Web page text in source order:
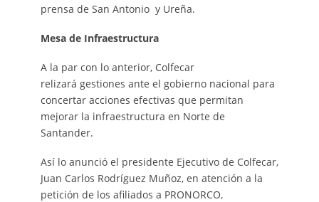
prensa de San Antonio y Ureña.
Mesa de Infraestructura
A la par con lo anterior, Colfecar
relizará gestiones ante el gobierno nacional para
concertar acciones efectivas que permitan
mejorar la infraestructura en Norte de
Santander.
Así lo anunció el presidente Ejecutivo de Colfecar,
Juan Carlos Rodríguez Muñoz, en atención a la
petición de los afiliados a PRONORCO,